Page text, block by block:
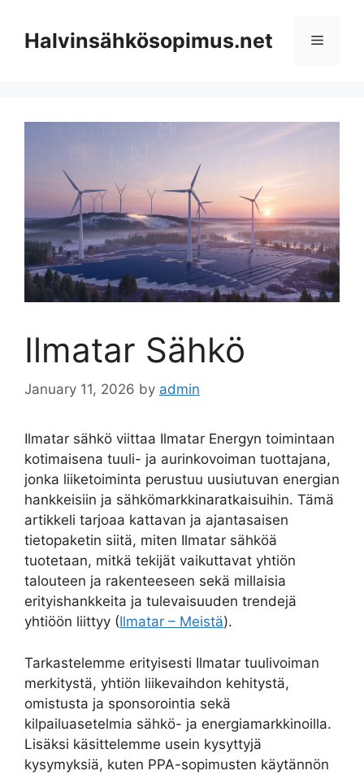
contentHalvinsähkösopimus.net Menu
Ilmatar Sähkö
January 11, 2026 by admin
Ilmatar sähkö viittaa Ilmatar Energyn toimintaan
kotimaisena tuuli- ja aurinkovoiman tuottajana,
jonka liiketoiminta perustuu uusiutuvan energian
hankkeisiin ja sähkömarkkinaratkaisuihin. Tämä
artikkeli tarjoaa kattavan ja ajantasaisen
tietopaketin siitä, miten Ilmatar sähköä
tuotetaan, mitkä tekijät vaikuttavat yhtiön
talouteen ja rakenteeseen sekä millaisia
erityishankkeita ja tulevaisuuden trendejä
yhtiöön liittyy (Ilmatar – Meistä).
Tarkastelemme erityisesti Ilmatar tuulivoiman
merkitystä, yhtiön liikevaihdon kehitystä,
omistusta ja sponsorointia sekä
kilpailuasetelmia sähkö- ja energiamarkkinoilla.
Lisäksi käsittelemme usein kysyttyjä
kysymyksiä, kuten PPA-sopimusten käytännön